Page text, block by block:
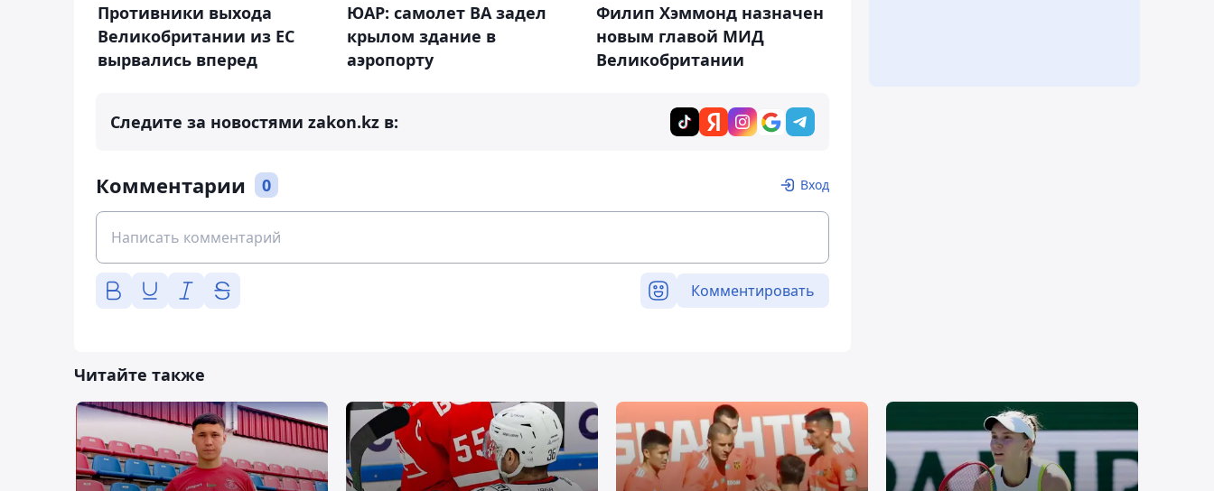
Противники выхода
Великобритании из ЕС
вырвались вперед
ЮАР: самолет BA задел
крылом здание в
аэропорту
Филип Хэммонд назначен
новым главой МИД
Великобритании
Следите за новостями zakon.kz в:
Комментарии 0 Вход
Комментировать
Читайте также